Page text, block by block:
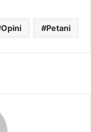
Opini Petani